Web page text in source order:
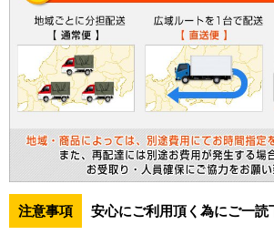
注意事項 安心にご利用頂く為にご一読